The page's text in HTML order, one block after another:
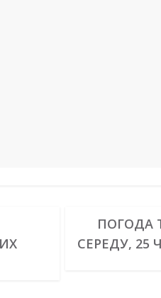
ПОГОДА
СЕРЕДУ, 25